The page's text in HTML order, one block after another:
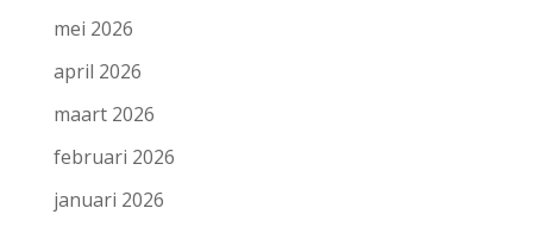
mei 2026
april 2026
maart 2026
februari 2026
januari 2026